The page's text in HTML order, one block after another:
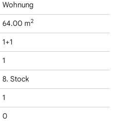
Wohnung
64.00 m2
1+1
1
8. Stock
1
0